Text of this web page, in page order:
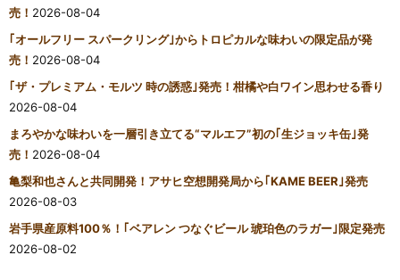
売！ 2026-08-04
｢オールフリー スパークリング｣からトロピカルな味わいの限定品が発
売！ 2026-08-04
｢ザ・プレミアム・モルツ 時の誘惑｣発売！柑橘や白ワイン思わせる香り
2026-08-04
まろやかな味わいを一層引き立てる“マルエフ”初の｢生ジョッキ缶｣発
売！ 2026-08-04
亀梨和也さんと共同開発！アサヒ空想開発局から｢KAME BEER｣発売
2026-08-03
岩手県産原料100％！｢ベアレン つなぐビール 琥珀色のラガー｣限定発売
2026-08-02